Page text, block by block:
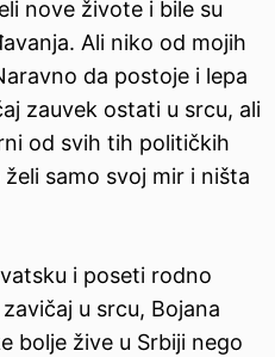
nove živote i bile su
Ali niko od mojih
da postoje i lepa
zauvek ostati u srcu, ali
od svih tih političkih
samo svoj mir i ništa
i poseti rodno
u srcu, Bojana
bolje žive u Srbiji nego